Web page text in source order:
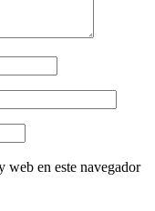
web en este navegador